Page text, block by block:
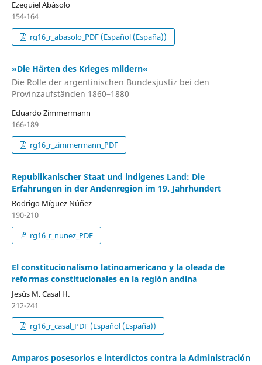
Ezequiel Abásolo
154-164
rg16_r_abasolo_PDF (Español (España))
»Die Härten des Krieges mildern«
Die Rolle der argentinischen Bundesjustiz bei den
Provinzaufständen 1860–1880
Eduardo Zimmermann
166-189
rg16_r_zimmermann_PDF
Republikanischer Staat und indigenes Land: Die
Erfahrungen in der Andenregion im 19. Jahrhundert
Rodrigo Míguez Núñez
190-210
rg16_r_nunez_PDF
El constitucionalismo latinoamericano y la oleada de
reformas constitucionales en la región andina
Jesús M. Casal H.
212-241
rg16_r_casal_PDF (Español (España))
Amparos posesorios e interdictos contra la Administración